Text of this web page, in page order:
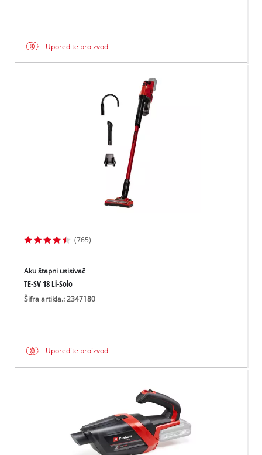
Uporedite proizvod
(765)
Aku štapni usisivač
TE-SV 18 Li-Solo
Šifra artikla.: 2347180
Uporedite proizvod